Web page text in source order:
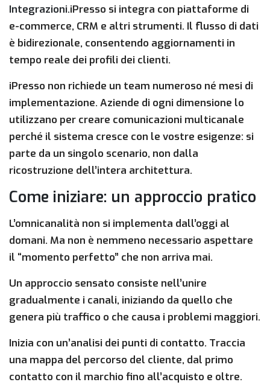
Integrazioni.iPresso si integra con piattaforme di
e-commerce, CRM e altri strumenti. Il flusso di dati
è bidirezionale, consentendo aggiornamenti in
tempo reale dei profili dei clienti.
iPresso non richiede un team numeroso né mesi di
implementazione. Aziende di ogni dimensione lo
utilizzano per creare comunicazioni multicanale
perché il sistema cresce con le vostre esigenze: si
parte da un singolo scenario, non dalla
ricostruzione dell’intera architettura.
Come iniziare: un approccio pratico
L’omnicanalità non si implementa dall’oggi al
domani. Ma non è nemmeno necessario aspettare
il “momento perfetto” che non arriva mai.
Un approccio sensato consiste nell’unire
gradualmente i canali, iniziando da quello che
genera più traffico o che causa i problemi maggiori.
Inizia con un’analisi dei punti di contatto. Traccia
una mappa del percorso del cliente, dal primo
contatto con il marchio fino all’acquisto e oltre.